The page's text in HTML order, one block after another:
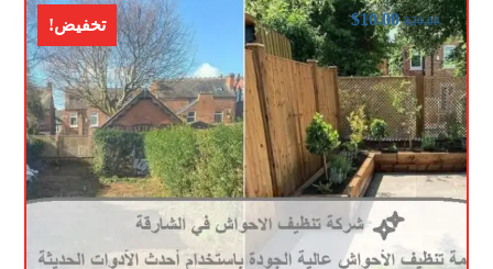
تخفيض! $20.00
$10.00